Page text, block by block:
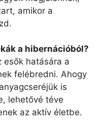
amikor a
a hibernációból?
esők hatására a
felébredni. Ahogy
is
lehetővé téve
az aktív életbe.